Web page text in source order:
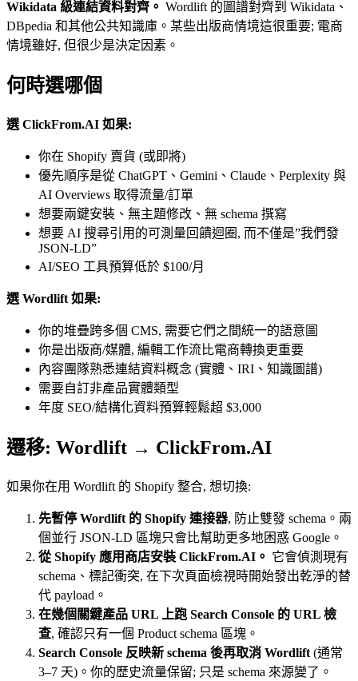
Wikidata 級連結資料對齊。 Wordlift 的圖譜對齊到 Wikidata、
DBpedia 和其他公共知識庫。某些出版商情境這很重要; 電商
情境雖好, 但很少是決定因素。
何時選哪個
選 ClickFrom.AI 如果:
你在 Shopify 賣貨 (或即將)
優先順序是從 ChatGPT、Gemini、Claude、Perplexity 與
AI Overviews 取得流量/訂單
想要兩鍵安裝、無主題修改、無 schema 撰寫
想要 AI 搜尋引用的可測量回饋迴圈, 而不僅是”我們發
JSON-LD”
AI/SEO 工具預算低於 $100/月
選 Wordlift 如果:
你的堆疊跨多個 CMS, 需要它們之間統一的語意圖
你是出版商/媒體, 編輯工作流比電商轉換更重要
內容團隊熟悉連結資料概念 (實體、IRI、知識圖譜)
需要自訂非產品實體類型
年度 SEO/結構化資料預算輕鬆超 $3,000
遷移: Wordlift → ClickFrom.AI
如果你在用 Wordlift 的 Shopify 整合, 想切換:
先暫停 Wordlift 的 Shopify 連接器, 防止雙發 schema。兩
個並行 JSON-LD 區塊只會比幫助更多地困惑 Google。
從 Shopify 應用商店安裝 ClickFrom.AI。 它會偵測現有
schema、標記衝突, 在下次頁面檢視時開始發出乾淨的替
代 payload。
在幾個關鍵產品 URL 上跑 Search Console 的 URL 檢
查, 確認只有一個 Product schema 區塊。
Search Console 反映新 schema 後再取消 Wordlift (通常
3–7 天)。你的歷史流量保留; 只是 schema 來源變了。